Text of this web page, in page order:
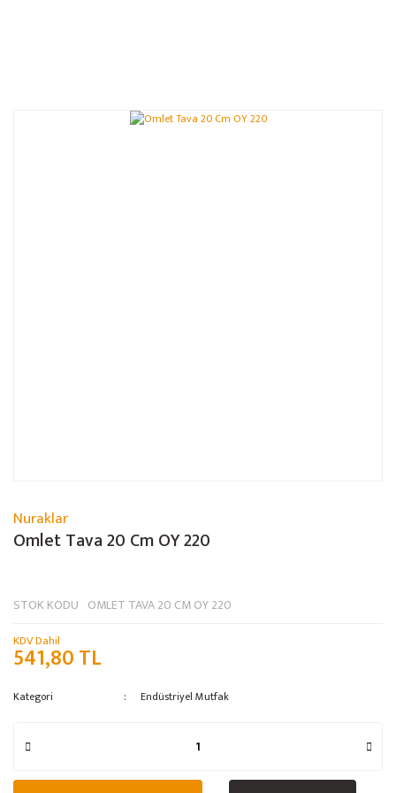
Nuraklar
Omlet Tava 20 Cm OY 220
STOK KODU OMLET TAVA 20 CM OY 220
KDV Dahil
541,80 TL
Kategori Endüstriyel Mutfak